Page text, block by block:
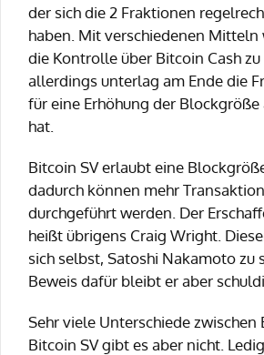
der sich die 2 Fraktionen
haben. Mit verschiedenen Mitteln
die Kontrolle über Bitcoin Cash
allerdings unterlag am Ende die
für eine Erhöhung der Blockgröße
hat.
Bitcoin SV erlaubt eine
dadurch können mehr
durchgeführt werden. Der
heißt übrigens Craig Wright.
sich selbst, Satoshi Nakamoto zu
Beweis dafür bleibt er aber
Sehr viele Unterschiede zwischen
Bitcoin SV gibt es aber nicht.